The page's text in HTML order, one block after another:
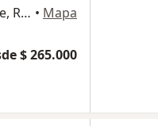
Vía Llanogrande Km 2 Vereda Chipre, Rionegro • Mapa
$ 265.000